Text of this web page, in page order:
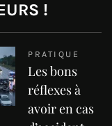
!
PRATIQUE
Les bons
réflexes à
avoir en cas